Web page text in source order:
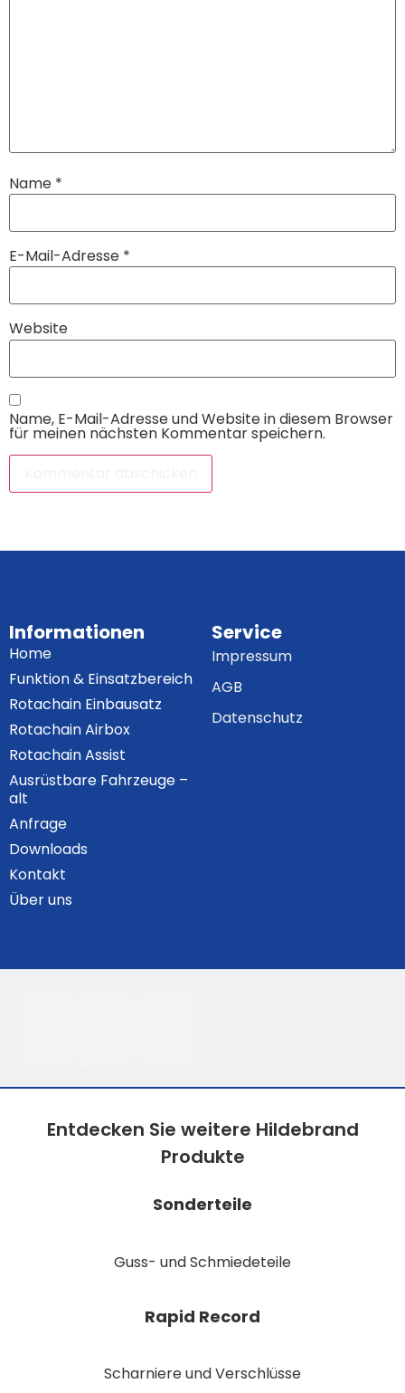
Name *
E-Mail-Adresse *
Website
Name, E-Mail-Adresse und Website in diesem Browser
für meinen nächsten Kommentar speichern.
Informationen
Home
Funktion & Einsatzbereich
Rotachain Einbausatz
Rotachain Airbox
Rotachain Assist
Ausrüstbare Fahrzeuge –
alt
Anfrage
Downloads
Kontakt
Über uns
Service
Impressum
AGB
Datenschutz
Entdecken Sie weitere Hildebrand
Produkte
Sonderteile
Guss- und Schmiedeteile
Rapid Record
Scharniere und Verschlüsse